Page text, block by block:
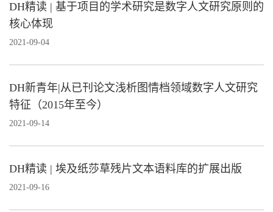
2021-09-04
DH精读 | 基于项目的学术研究是数字人文研究原则的
核心体现
2021-09-14
DH新青年|从已刊论文浅析图情档领域数字人文研究
特征（2015年至今）
2021-09-16
DH精读 | 埃及纸莎草残片文本语料库的扩展出版